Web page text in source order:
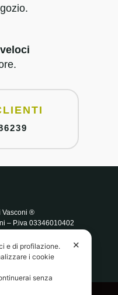
Vasconi ®
– P.iva 03346010402
✕
e di profilazione.
i cookie
senza